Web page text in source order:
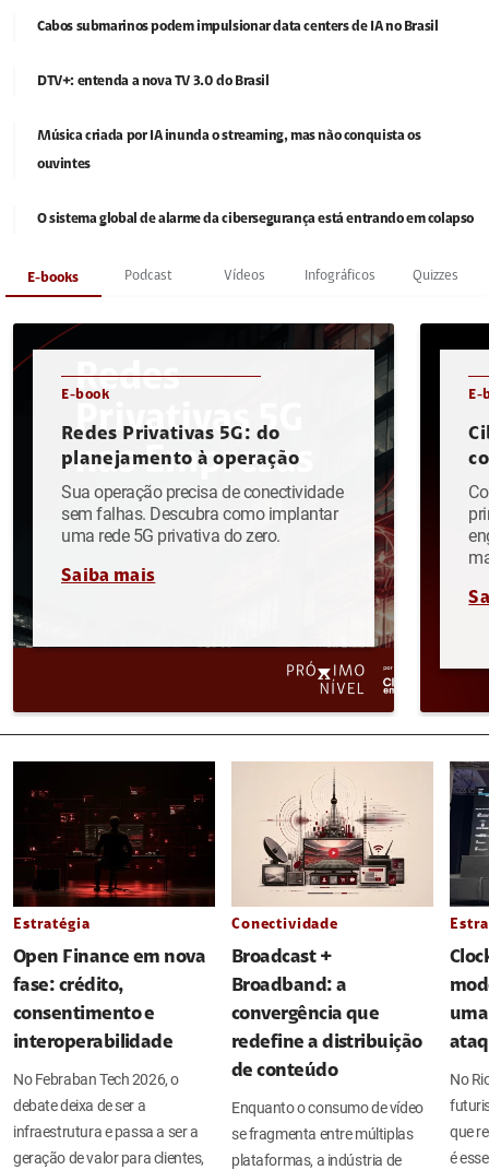
Cabos submarinos podem impulsionar data centers de IA no Brasil
DTV+: entenda a nova TV 3.0 do Brasil
Música criada por IA inunda o streaming, mas não conquista os
ouvintes
O sistema global de alarme da cibersegurança está entrando em colapso
E-books Podcast Vídeos Infográficos Quizzes
E-book
Redes Privativas 5G: do
planejamento à operação
Sua operação precisa de conectividade
sem falhas. Descubra como implantar
uma rede 5G privativa do zero.
Saiba mais
E-
Estratégia
Open Finance em nova
fase: crédito,
consentimento e
interoperabilidade
No Febraban Tech 2026, o
debate deixa de ser a
infraestrutura e passa a ser a
geração de valor para clientes,
Conectividade
Broadcast +
Broadband: a
convergência que
redefine a distribuição
de conteúdo
Enquanto o consumo de vídeo
se fragmenta entre múltiplas
plataformas, a indústria de
No
que
é